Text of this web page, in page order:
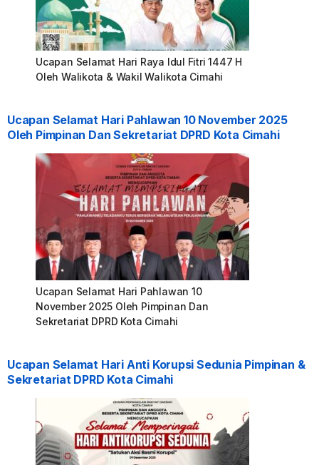
Ucapan Selamat Hari Raya Idul Fitri 1447 H
Oleh Walikota & Wakil Walikota Cimahi
Ucapan Selamat Hari Pahlawan 10 November 2025
Oleh Pimpinan Dan Sekretariat DPRD Kota Cimahi
Ucapan Selamat Hari Pahlawan 10
November 2025 Oleh Pimpinan Dan
Sekretariat DPRD Kota Cimahi
Ucapan Selamat Hari Anti Korupsi Sedunia Pimpinan &
Sekretariat DPRD Kota Cimahi